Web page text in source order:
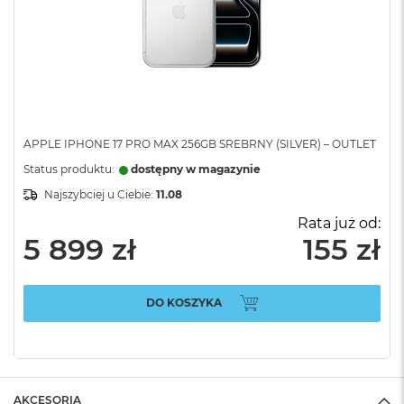
APPLE IPHONE 17 PRO MAX 256GB SREBRNY (SILVER) – OUTLET
Status produktu:
dostępny w magazynie
Najszybciej u Ciebie: 11.08
5 899 zł
Rata już od:
155 zł
DO KOSZYKA
AKCESORIA